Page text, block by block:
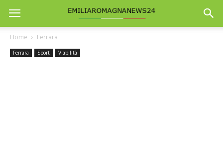
Home Ferrara
Ferrara Sport Viabilità